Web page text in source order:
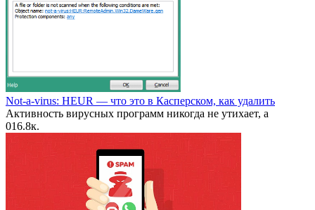
Not-a-virus: HEUR — что это в Касперском, как удалить
Активность вирусных программ никогда не утихает, а
016.8к.